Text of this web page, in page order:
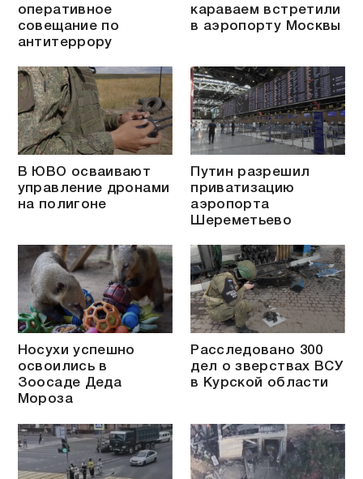
оперативное
совещание по
антитеррору
караваем встретили
в аэропорту Москвы
В ЮВО осваивают
управление дронами
на полигоне
Путин разрешил
приватизацию
аэропорта
Шереметьево
Носухи успешно
освоились в
Зоосаде Деда
Мороза
Расследовано 300
дел о зверствах ВСУ
в Курской области